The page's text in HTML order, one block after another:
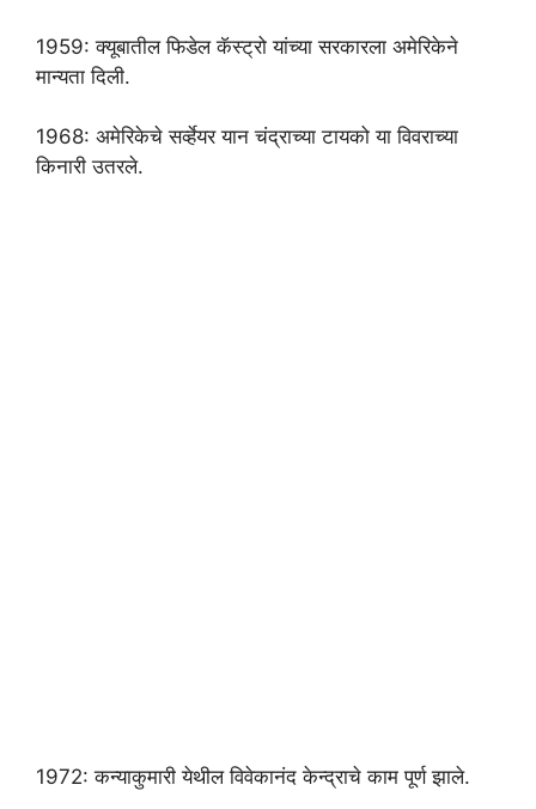
1959: क्यूबातील फिडेल कॅस्ट्रो यांच्या सरकारला अमेरिकेने
मान्यता दिली.
1968: अमेरिकेचे सर्व्हेयर यान चंद्राच्या टायको या विवराच्या
किनारी उतरले.
1972: कन्याकुमारी येथील विवेकानंद केन्द्राचे काम पूर्ण झाले.